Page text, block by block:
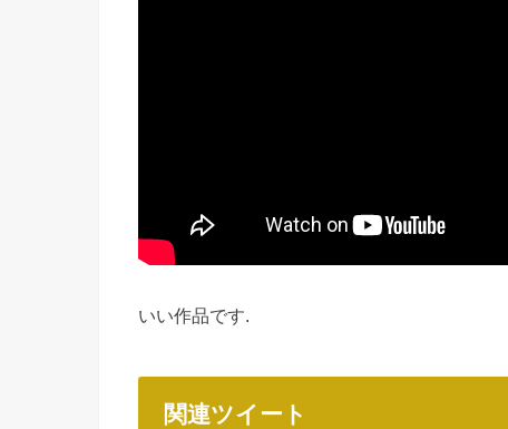
いい作品です.
関連ツイート